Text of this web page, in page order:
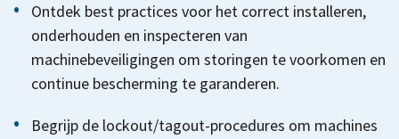
Ontdek best practices voor het correct installeren,
onderhouden en inspecteren van
machinebeveiligingen om storingen te voorkomen en
continue bescherming te garanderen.
Begrijp de lockout/tagout-procedures om machines